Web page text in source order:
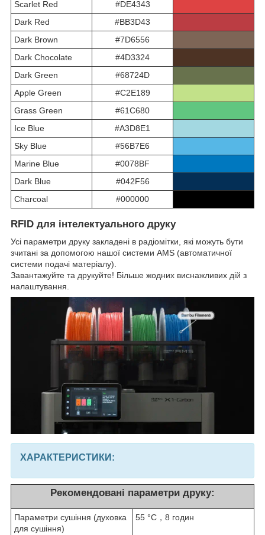
Scarlet Red
#DE4343
Dark Red
#BB3D43
Dark Brown
#7D6556
Dark Chocolate
#4D3324
Dark Green
#68724D
Apple Green
#C2E189
Grass Green
#61C680
Ice Blue
#A3D8E1
Sky Blue
#56B7E6
Marine Blue
#0078BF
Dark Blue
#042F56
Charcoal
#000000
RFID для інтелектуального друку
Усі параметри друку закладені в радіомітки, які можуть бути
зчитані за допомогою нашої системи AMS (автоматичної
системи подачі матеріалу).
Завантажуйте та друкуйте! Більше жодних виснажливих дій з
налаштування.
ХАРАКТЕРИСТИКИ:
Рекомендовані параметри друку:
Параметри сушіння (духовка
для сушіння)
55 °C，8 годин